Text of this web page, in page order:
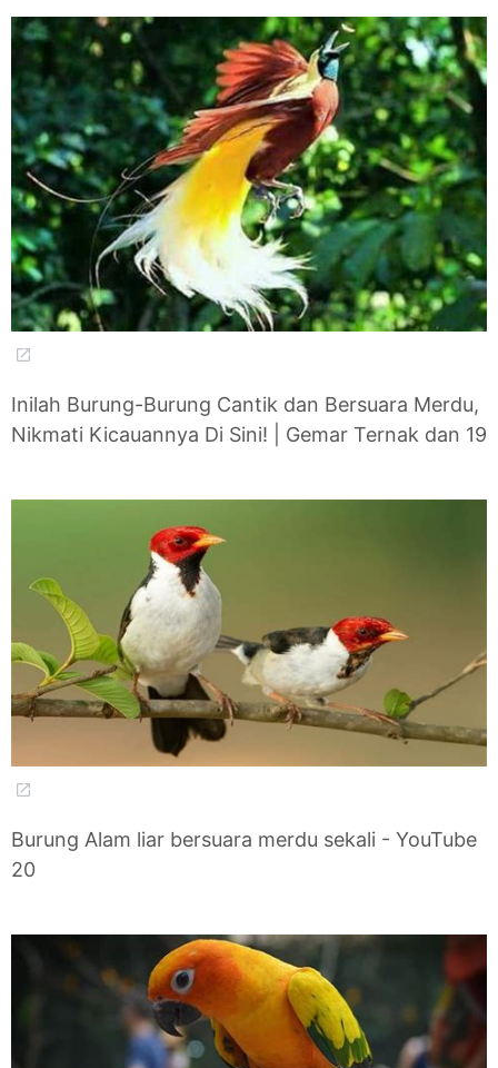
Inilah Burung-Burung Cantik dan Bersuara Merdu,
Nikmati Kicauannya Di Sini! | Gemar Ternak dan 19
Burung Alam liar bersuara merdu sekali - YouTube
20